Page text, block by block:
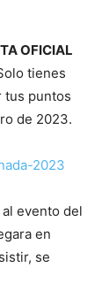
OFICIAL
tienes
tus puntos
de 2023.
2023
evento del
en
se